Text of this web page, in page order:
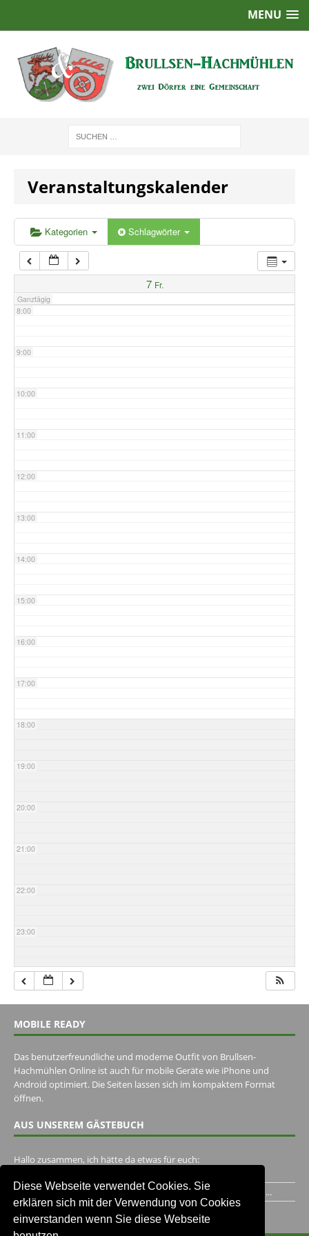
Diese Webseite verwendet Cookies. Sie
erklären sich mit der Verwendung von Cookies
einverstanden wenn Sie diese Webseite
MENU
Veranstaltungskalender
Kategorien Schlagwörter
7 Fr.
Ganztägig
2:00
5:00
6:00
7:00
8:00
9:00
10:00
11:00
12:00
13:00
14:00
15:00
16:00
17:00
18:00
19:00
20:00
21:00
22:00
23:00
MOBILE READY
Das benutzerfreundliche und moderne Outfit von Brullsen-
Hachmühlen Online ist auch für mobile Geräte wie iPhone und
Android optimiert. Die Seiten lassen sich im kompaktem Format
öffnen.
AUS UNSEREM GÄSTEBUCH
Hallo zusammen, ich hätte da etwas für euch:
Ich habe ein Jahr im Gasthaus Hugo Pape verbracht..Habe ihn...
Unser Gästebuch besuchen